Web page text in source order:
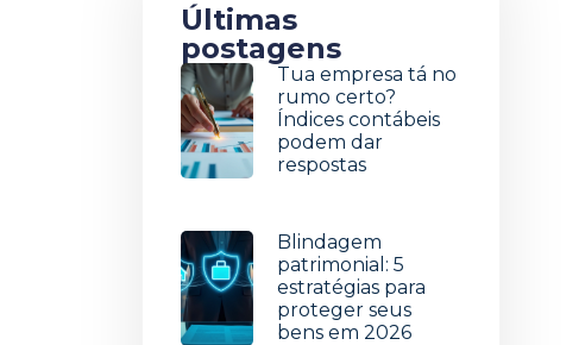
Últimas
postagens
Tua empresa tá no
rumo certo?
Índices contábeis
podem dar
respostas
Blindagem
patrimonial: 5
estratégias para
proteger seus
bens em 2026